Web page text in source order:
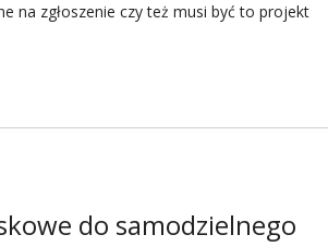
na zgłoszenie czy też musi być to projekt
do samodzielnego